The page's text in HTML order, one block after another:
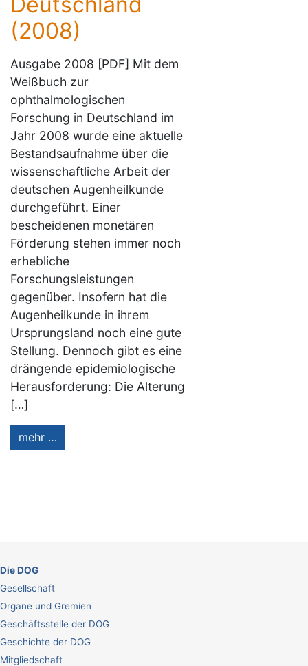
(2008)
Ausgabe 2008 [PDF] Mit dem
Weißbuch zur
ophthalmologischen
Forschung in Deutschland im
Jahr 2008 wurde eine aktuelle
Bestandsaufnahme über die
wissenschaftliche Arbeit der
deutschen Augenheilkunde
durchgeführt. Einer
bescheidenen monetären
Förderung stehen immer noch
erhebliche
Forschungsleistungen
gegenüber. Insofern hat die
Augenheilkunde in ihrem
Ursprungsland noch eine gute
Stellung. Dennoch gibt es eine
drängende epidemiologische
Herausforderung: Die Alterung
[…]
mehr …
Die DOG
Gesellschaft
Organe und Gremien
Geschäftsstelle der DOG
Geschichte der DOG
Mitgliedschaft